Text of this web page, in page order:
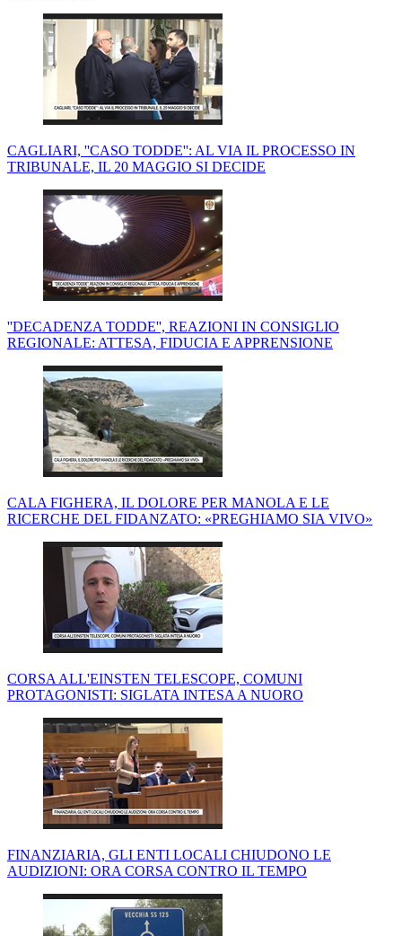
CAGLIARI, ''CASO TODDE'': AL VIA IL PROCESSO IN
TRIBUNALE, IL 20 MAGGIO SI DECIDE
''DECADENZA TODDE'', REAZIONI IN CONSIGLIO
REGIONALE: ATTESA, FIDUCIA E APPRENSIONE
CALA FIGHERA, IL DOLORE PER MANOLA E LE
RICERCHE DEL FIDANZATO: «PREGHIAMO SIA VIVO»
CORSA ALL'EINSTEN TELESCOPE, COMUNI
PROTAGONISTI: SIGLATA INTESA A NUORO
FINANZIARIA, GLI ENTI LOCALI CHIUDONO LE
AUDIZIONI: ORA CORSA CONTRO IL TEMPO